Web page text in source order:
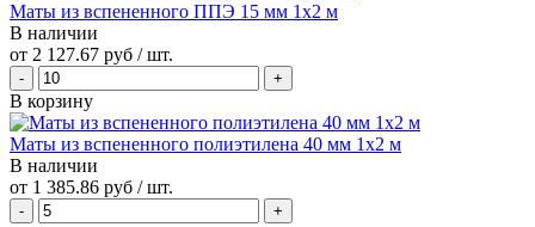
Маты из вспененного ППЭ 15 мм 1x2 м
В наличии
от 2 127.67 руб / шт.
В корзину
Маты из вспененного полиэтилена 40 мм 1x2 м
В наличии
от 1 385.86 руб / шт.